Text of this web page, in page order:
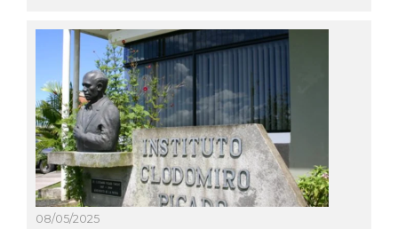
08/05/2025